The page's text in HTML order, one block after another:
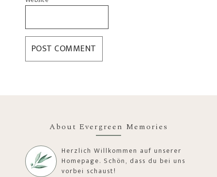
About Evergreen Memories
Herzlich Willkommen auf unserer
Homepage. Schön, dass du bei uns
vorbei schaust!